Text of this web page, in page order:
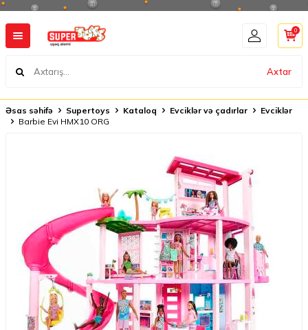
Axtar
0
Əsas səhifə Supertoys Kataloq Evciklər və çadırlar
Evciklər
Barbie Evi HMX10 ORG